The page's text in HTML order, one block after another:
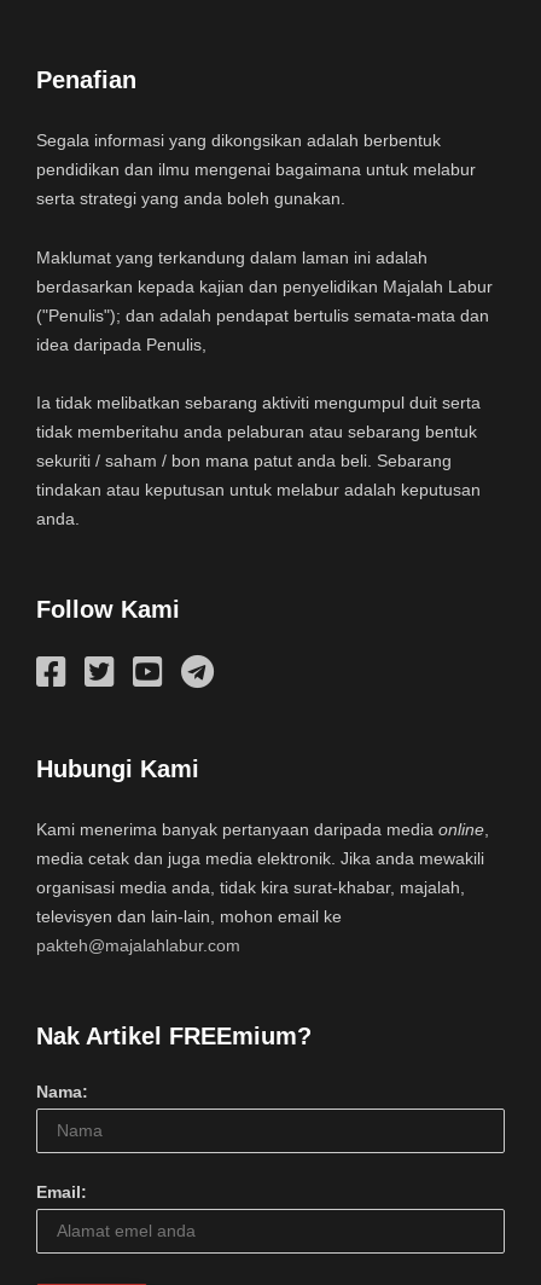
Penafian
Segala informasi yang dikongsikan adalah berbentuk
pendidikan dan ilmu mengenai bagaimana untuk melabur
serta strategi yang anda boleh gunakan.
Maklumat yang terkandung dalam laman ini adalah
berdasarkan kepada kajian dan penyelidikan Majalah Labur
("Penulis"); dan adalah pendapat bertulis semata-mata dan
idea daripada Penulis,
Ia tidak melibatkan sebarang aktiviti mengumpul duit serta
tidak memberitahu anda pelaburan atau sebarang bentuk
sekuriti / saham / bon mana patut anda beli. Sebarang
tindakan atau keputusan untuk melabur adalah keputusan
anda.
Follow Kami
Hubungi Kami
Kami menerima banyak pertanyaan daripada media online
media cetak dan juga media elektronik. Jika anda mewakili
organisasi media anda, tidak kira surat-khabar, majalah,
televisyen dan lain-lain, mohon email ke
pakteh@majalahlabur.com
Nak Artikel FREEmium?
Nama:
Email: